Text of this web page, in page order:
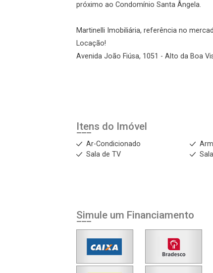
próximo ao Condomínio Santa Ângela.
Martinelli Imobiliária, referência no
Locação!
Avenida João Fiúsa, 1051 - Alto da Boa
Itens do Imóvel
Ar-Condicionado
Sala de TV
Simule um Financiamento
Agendar Visita